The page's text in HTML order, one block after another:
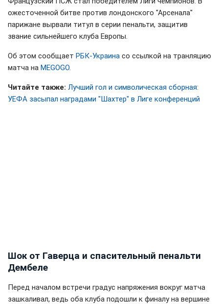
ожесточенной битве против лондонского "Арсенала"
парижане вырвали титул в серии пенальти, защитив
звание сильнейшего клуба Европы.
Об этом сообщает РБК-Украина со ссылкой на транляцию
матча на MEGOGO
Читайте также: Лучший гол и символическая сборная:
УЕФА засыпал наградами "Шахтер" в Лиге конференций
Шок от Гаверца и спасительный пенальти
Дембеле
Перед началом встречи градус напряжения вокруг матча
зашкаливал, ведь оба клуба подошли к финалу на вершине